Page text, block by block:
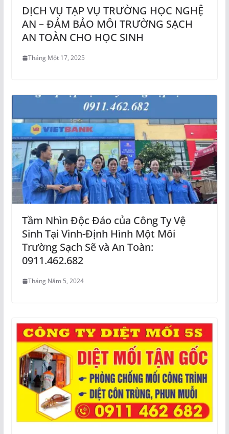
DỊCH VỤ TẠP VỤ TRƯỜNG HỌC NGHỆ
AN – ĐẢM BẢO MÔI TRƯỜNG SẠCH
AN TOÀN CHO HỌC SINH
Tháng Một 17, 2025
Tầm Nhìn Độc Đáo của Công Ty Vệ
Sinh Tại Vinh-Định Hình Một Môi
Trường Sạch Sẽ và An Toàn:
0911.462.682
Tháng Năm 5, 2024